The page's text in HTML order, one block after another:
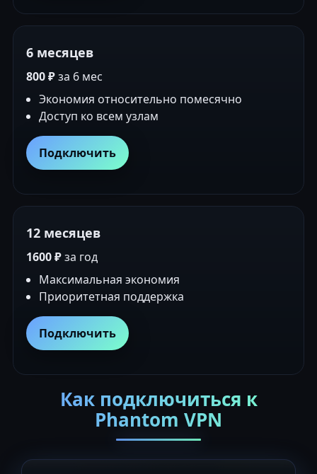
6 месяцев
800 ₽за 6 мес
Экономия относительно помесячно
Доступ ко всем узлам
Подключить
12 месяцев
1600 ₽за год
Максимальная экономия
Приоритетная поддержка
Подключить
Как подключиться к
Phantom VPN